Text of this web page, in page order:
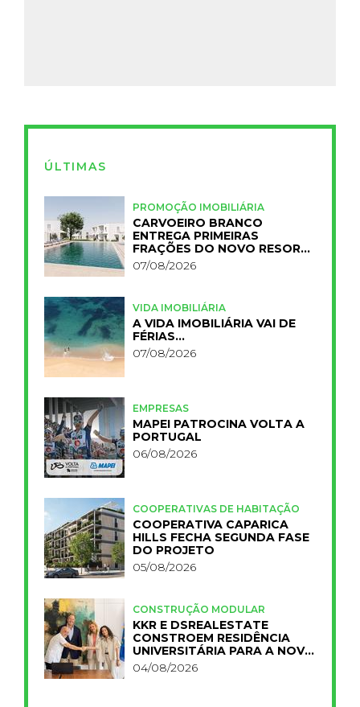
ÚLTIMAS
PROMOÇÃO IMOBILIÁRIA
CARVOEIRO BRANCO
ENTREGA PRIMEIRAS
FRAÇÕES DO NOVO RESORT
PRIMELIFE
07/08/2026
VIDA IMOBILIÁRIA
A VIDA IMOBILIÁRIA VAI DE
FÉRIAS…
07/08/2026
EMPRESAS
MAPEI PATROCINA VOLTA A
PORTUGAL
06/08/2026
COOPERATIVAS DE HABITAÇÃO
COOPERATIVA CAPARICA
HILLS FECHA SEGUNDA FASE
DO PROJETO
05/08/2026
CONSTRUÇÃO MODULAR
KKR E DSREALESTATE
CONSTROEM RESIDÊNCIA
UNIVERSITÁRIA PARA A NOVA
FCT
04/08/2026